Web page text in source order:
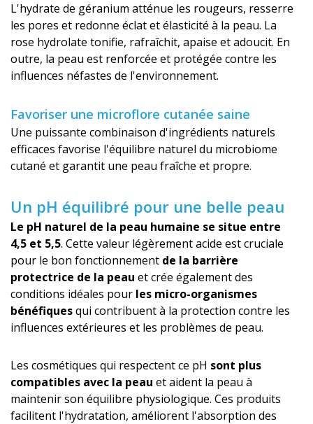
L'hydrate de géranium atténue les rougeurs, resserre
les pores et redonne éclat et élasticité à la peau. La
rose hydrolate tonifie, rafraîchit, apaise et adoucit. En
outre, la peau est renforcée et protégée contre les
influences néfastes de l'environnement.
Favoriser une microflore cutanée saine
Une puissante combinaison d'ingrédients naturels
efficaces favorise l'équilibre naturel du microbiome
cutané et garantit une peau fraîche et propre.
Un pH équilibré pour une belle peau
Le pH naturel de la peau humaine se situe entre
4,5 et 5,5. Cette valeur légèrement acide est cruciale
pour le bon fonctionnement de la barrière
protectrice de la peau et crée également des
conditions idéales pour les micro-organismes
bénéfiquesqui contribuent à la protection contre les
influences extérieures et les problèmes de peau.
Les cosmétiques qui respectent ce pH sont plus
compatibles avec la peau et aident la peau à
maintenir son équilibre physiologique. Ces produits
facilitent l'hydratation, améliorent l'absorption des